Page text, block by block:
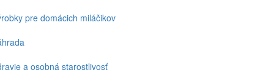
pre domácich miláčikov
a osobná starostlivosť